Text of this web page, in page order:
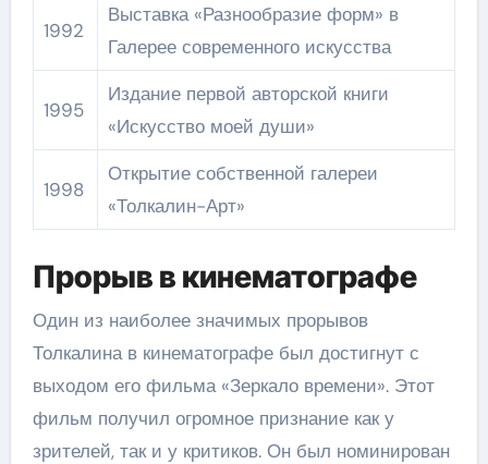
1992
Выставка «Разнообразие форм» в
Галерее современного искусства
1995
Издание первой авторской книги
«Искусство моей души»
1998
Открытие собственной галереи
«Толкалин-Арт»
Прорыв в кинематографе
Один из наиболее значимых прорывов
Толкалина в кинематографе был достигнут с
выходом его фильма «Зеркало времени». Этот
фильм получил огромное признание как у
зрителей, так и у критиков. Он был номинирован